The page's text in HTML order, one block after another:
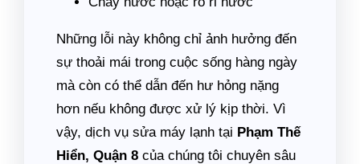
Những lỗi này không chỉ ảnh hưởng đến
sự thoải mái trong cuộc sống hàng ngày
mà còn có thể dẫn đến hư hỏng nặng
hơn nếu không được xử lý kịp thời. Vì
vậy, dịch vụ sửa máy lạnh tại Phạm Thế
Hiển, Quận 8 của chúng tôi chuyên sâu